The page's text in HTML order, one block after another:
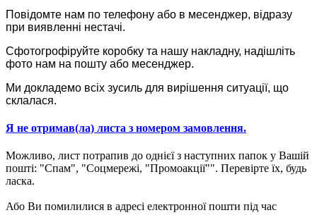
Повідомте нам по телефону або в месенджер, відразу
при виявленні нестачі.
Сфотогрофіруйте коробку та нашу накладну, надішліть
фото нам на пошту або месенджер.
Ми докладемо всіх зусиль для вирішення ситуації, що
склалася.
Я не отримав(ла) листа з номером замовлення.
Можливо, лист потрапив до однієї з наступних папок у Вашій
пошті: "Спам", "Соцмережі, "Промоакції"". Перевірте їх, будь
ласка.
Або Ви помилилися в адресі електронної пошти під час